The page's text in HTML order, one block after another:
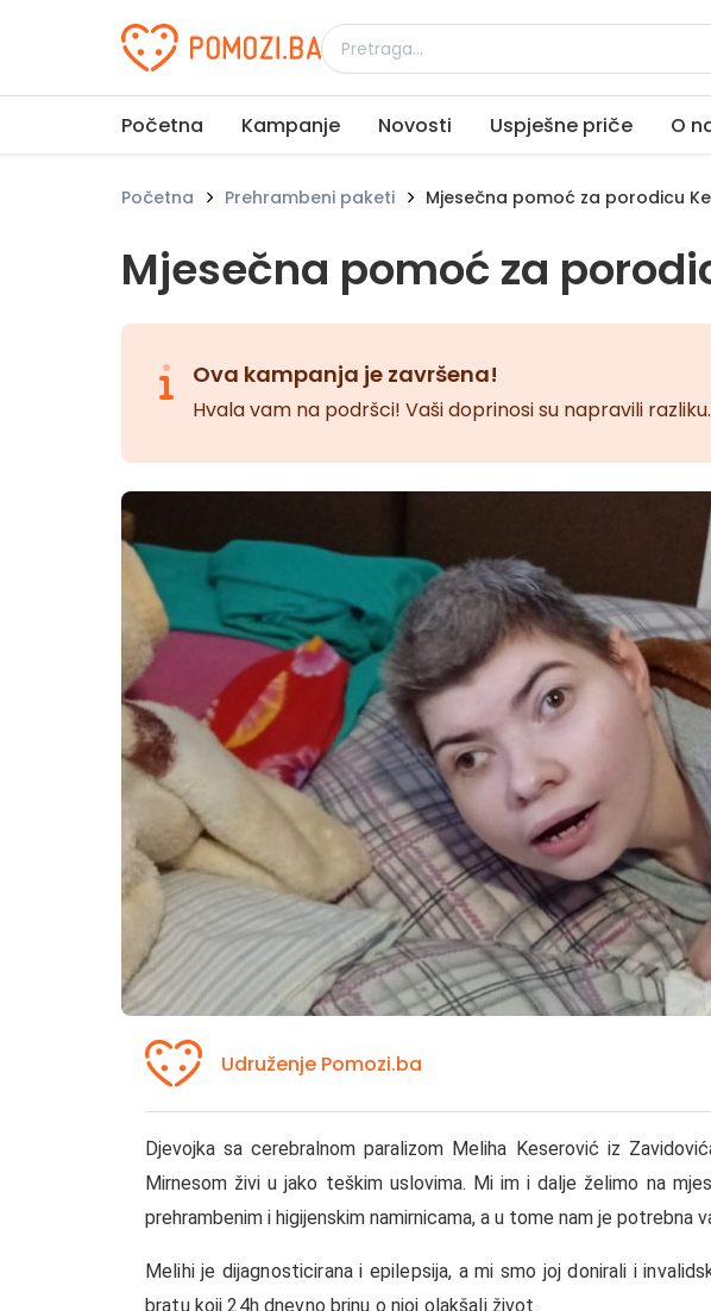
Udruženje Pomozi.ba
Početna Kampanje Novosti Uspješne priče O
Početna Prehrambeni paketi Mjesečna pomoć za porodicu
Mjesečna pomoć za
Ova kampanja je završena!
Hvala vam na podršci! Vaši doprinosi su napravili
Udruženje Pomozi.ba
Djevojka sa cerebralnom paralizom Meliha Keserović iz
Mirnesom živi u jako teškim uslovima. Mi im i dalje želimo na
prehrambenim i higijenskim namirnicama, a u tome nam je potrebna
Melihi je dijagnosticirana i epilepsija, a mi smo joj donirali i
bratu koji 24h dnevno brinu o njoj olakšali život.